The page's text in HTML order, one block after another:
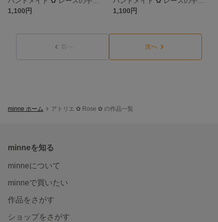
1,100円
1,100円
前へ 次へ
minne ホーム アトリエ ✿ Rose ✿ の作品一覧
minneを知る
minneについて
minneで買いたい
作品をさがす
ショップをさがす